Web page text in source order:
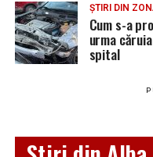
Adaugă
ȘTIRI DIN
Cum s-a
urma
spital